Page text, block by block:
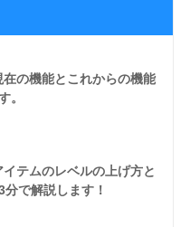
の機能とこれからの機能
。
テムのレベルの上げ方と
で解説します！